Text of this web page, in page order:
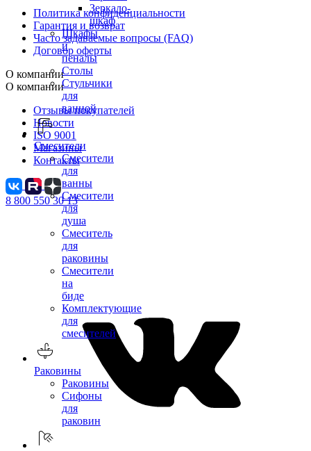
Зеркало-
шкаф
Шкафы
и
пеналы
Столы
Стульчики
для
ванной
Смесители
Смесители
для
ванны
Смесители
для
душа
Смеситель
для
раковины
Смесители
на
биде
Комплектующие
для
смесителей
Раковины
Раковины
Сифоны
для
раковин
Политика конфиденциальности
Гарантия и возврат
Часто задаваемые вопросы (FAQ)
Договор оферты
О компании
О компании
Отзывы покупателей
Новости
ISO 9001
Магазины
Контакты
8 800 550 30 13